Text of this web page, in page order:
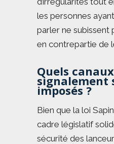
les personnes
parler ne subissent
en contrepartie de
Quels
signalement
imposés ?
Bien que la loi
cadre législatif
sécurité des